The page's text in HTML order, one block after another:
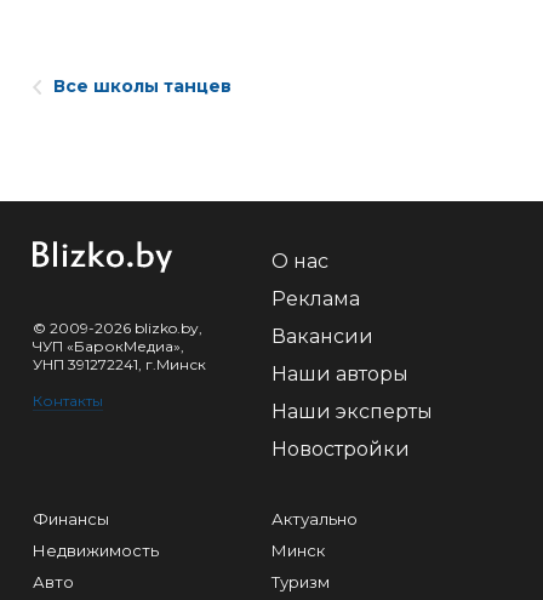
Все школы танцев
© 2009-2026 blizko.by,
ЧУП «БарокМедиа»,
УНП 391272241, г.Минск
Контакты
О нас
Реклама
Вакансии
Наши авторы
Наши эксперты
Новостройки
Финансы
Недвижимость
Авто
Актуально
Минск
Туризм